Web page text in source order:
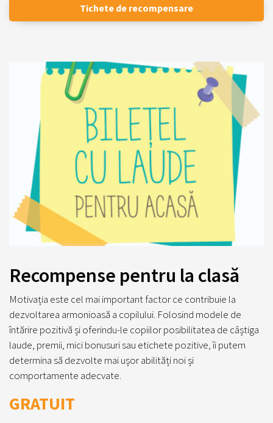
Tichete de recompensare
Recompense pentru la clasă
Motivația este cel mai important factor ce contribuie la
dezvoltarea armonioasă a copilului. Folosind modele de
întărire pozitivă și oferindu-le copiilor posibilitatea de câștiga
laude, premii, mici bonusuri sau etichete pozitive, îi putem
determina să dezvolte mai ușor abilități noi și
comportamente adecvate.
GRATUIT